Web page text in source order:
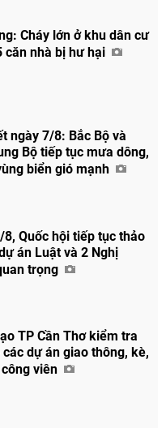
Cháy lớn ở khu dân cư
căn nhà bị hư hại
ngày 7/8: Bắc Bộ và
Bộ tiếp tục mưa dông,
biển gió mạnh
8, Quốc hội tiếp tục thảo
án Luật và 2 Nghị
trọng
TP Cần Thơ kiểm tra
dự án giao thông, kè,
viên